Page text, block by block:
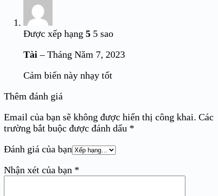
Được xếp hạng 5 5 sao
Tài– Tháng Năm 7, 2023
Cảm biến này nhạy tốt
Thêm đánh giá
Email của bạn sẽ không được hiển thị công khai. Các
trường bắt buộc được đánh dấu *
Đánh giá của bạn
Nhận xét của bạn *